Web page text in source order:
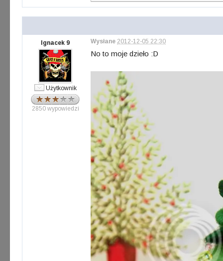
Ignacek 9
Użytkownik
2850 wypowiedzi
Wysłane 2012-12-05 22:30
No to moje dzieło :D